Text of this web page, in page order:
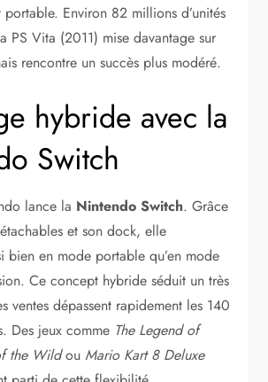
Environ 82 millions d’unités
PS Vita (2011) mise davantage sur
rencontre un succès plus modéré.
hybride avec la
Switch
lance la Nintendo Switch. Grâce
et son dock, elle
bien en mode portable qu’en mode
Ce concept hybride séduit un très
ventes dépassent rapidement les 140
Des jeux comme The Legend of
the WildouMario Kart 8 Deluxe